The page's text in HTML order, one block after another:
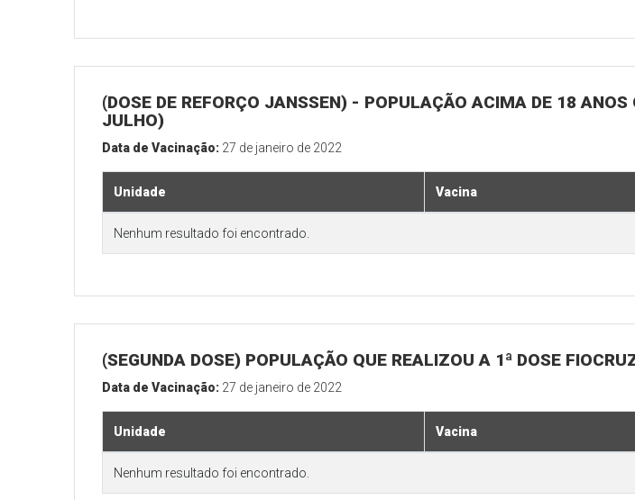
(DOSE DE REFORÇO JANSSEN) - POPULAÇÃO ACIMA DE 18
JULHO)
Data de Vacinação: 27 de janeiro de 2022
Unidade Vacina
Nenhum resultado foi encontrado.
(SEGUNDA DOSE) POPULAÇÃO QUE REALIZOU A 1ª DOSE
Data de Vacinação: 27 de janeiro de 2022
Unidade Vacina
Nenhum resultado foi encontrado.